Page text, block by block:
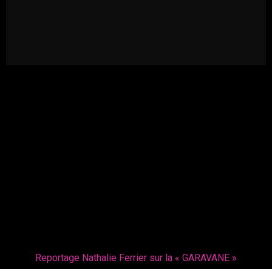
Reportage Nathalie Ferrier sur la « GARAVANE »